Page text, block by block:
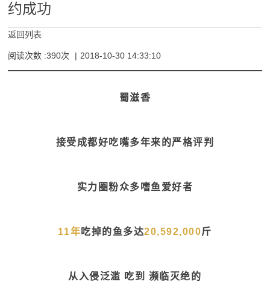
约成功
返回列表
阅读次数 :390次 | 2018-10-30 14:33:10
蜀滋香
接受成都好吃嘴多年来的严格评判
实力圈粉众多嗜鱼爱好者
11年吃掉的鱼多达20,592,000斤
从入侵泛滥 吃到 濒临灭绝的